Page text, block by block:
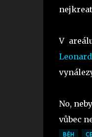
V
No,
vůbec
BĚH